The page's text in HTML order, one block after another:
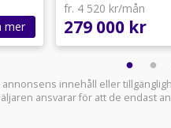
mer
fr. 4 520 kr/mån
279 000 kr
annonsens innehåll eller
ansvarar för att de endast